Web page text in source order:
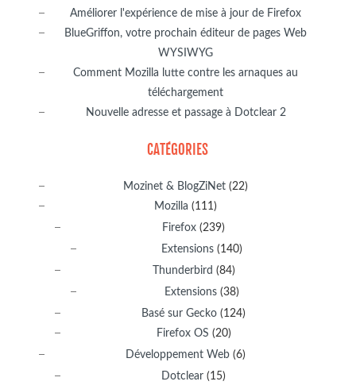
Améliorer l'expérience de mise à jour de Firefox
BlueGriffon, votre prochain éditeur de pages Web
WYSIWYG
Comment Mozilla lutte contre les arnaques au
téléchargement
Nouvelle adresse et passage à Dotclear 2
CATÉGORIES
Mozinet & BlogZiNet (22)
Mozilla (111)
Firefox (239)
Extensions (140)
Thunderbird (84)
Extensions (38)
Basé sur Gecko (124)
Firefox OS (20)
Développement Web (6)
Dotclear (15)